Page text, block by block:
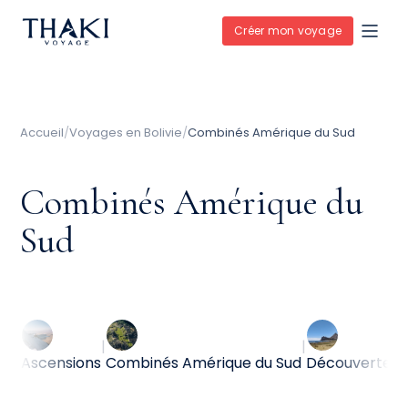
Créer mon voyage
Accueil/Voyages en Bolivie/Combinés Amérique du Sud
Combinés Amérique du
Sud
Ascensions
|
Combinés Amérique du Sud
|
Découvertes